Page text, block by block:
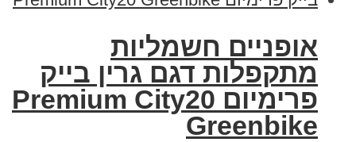
אופניים חשמליות
מתקפלות דגם גרין בייק
פרימיום Premium City20
Greenbike